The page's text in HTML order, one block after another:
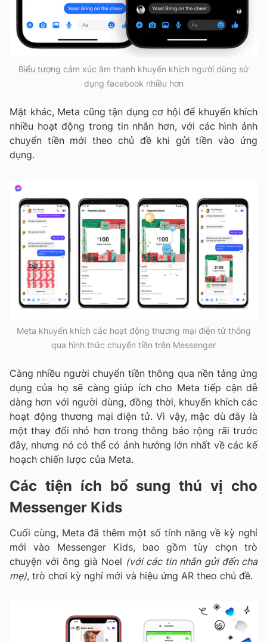
Biểu tượng cảm xúc âm thanh khuyến khích người dùng sử
dụng facebook nhiều hơn
Mặt khác, Meta cũng tận dụng cơ hội để khuyến khích
nhiều hoạt động trong tin nhắn hơn, với các hình ảnh
chuyển tiền mới theo chủ đề khi gửi tiền vào ứng
dụng.
Meta khuyến khích các hoạt động thương mại điện tử thông
qua hình thức chuyển tiền trên Messenger
Càng nhiều người chuyển tiền thông qua nền tảng ứng
dụng của họ sẽ càng giúp ích cho Meta tiếp cận dễ
dàng hơn với người dùng, đồng thời, khuyến khích các
hoạt động thương mại điện tử. Vì vậy, mặc dù đây là
một thay đổi nhỏ hơn trong thông báo rộng rãi trước
đây, nhưng nó có thể có ảnh hưởng lớn nhất về các kế
hoạch chiến lược của Meta.
Các tiện ích bổ sung thú vị cho
Messenger Kids
Cuối cùng, Meta đã thêm một số tính năng về kỳ nghỉ
mới vào Messenger Kids, bao gồm tùy chọn trò
chuyện với ông già Noel (với các tin nhắn gửi đến cha
mẹ), trò chơi kỳ nghỉ mới và hiệu ứng AR theo chủ đề.